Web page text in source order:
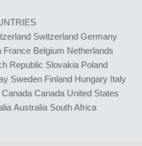
Switzerland Germany
France Belgium Netherlands
Republic Slovakia Poland
Sweden Finland Hungary Italy
Canada Canada United States
Australia South Africa